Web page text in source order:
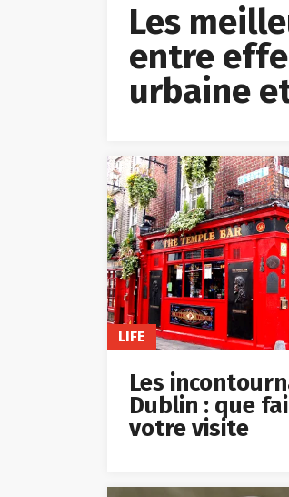
Les
entre
urbaine
LIFE
Les
Dublin : que
votre visite